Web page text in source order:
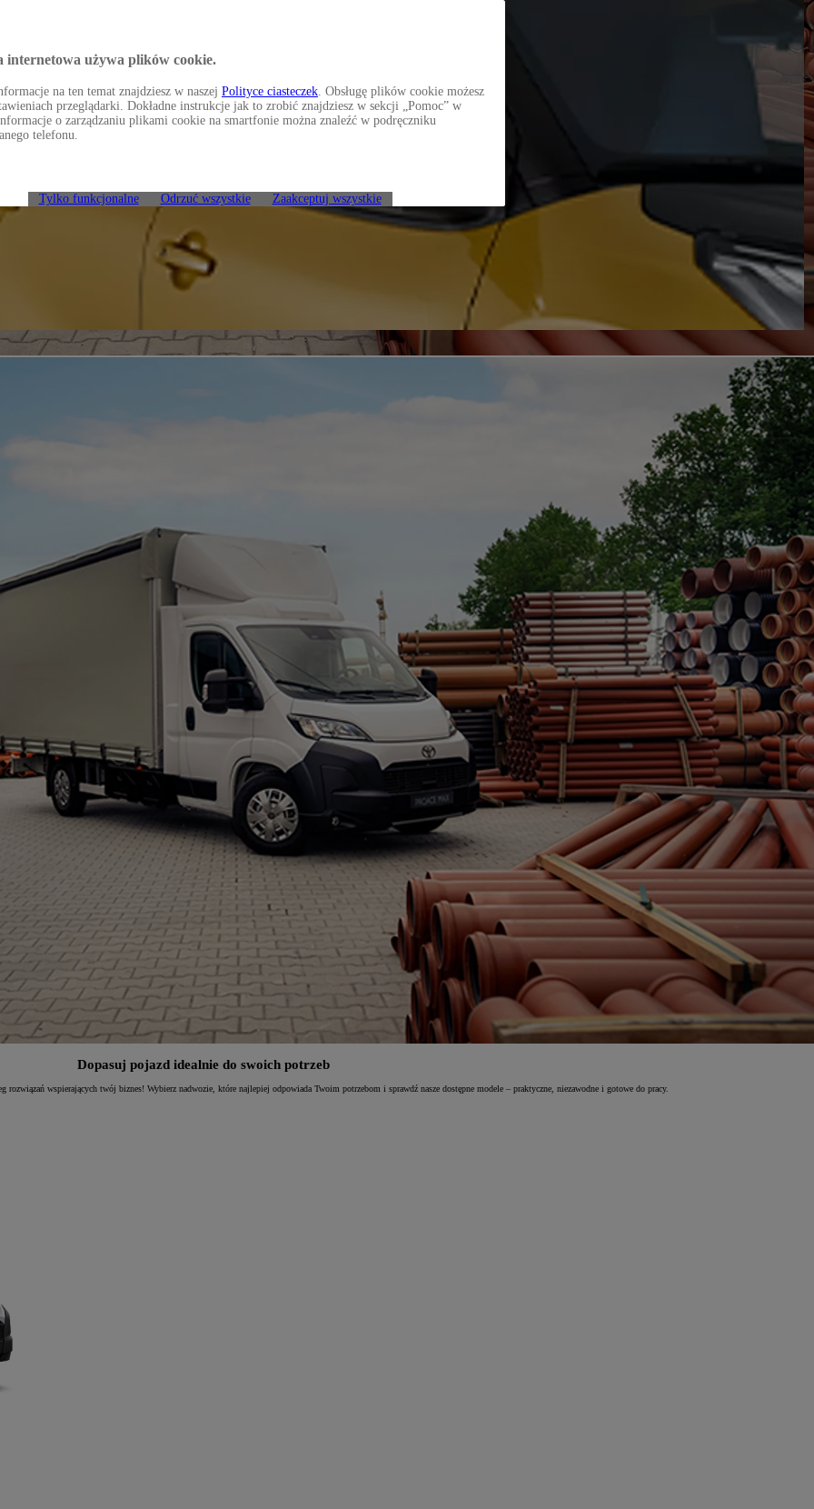
Dopasuj pojazd idealnie do swoich potrzeb
wspierających twój biznes! Wybierz nadwozie, które najlepiej odpowiada Twoim potrzebom i sprawdź nasze dostępne modele – praktyczne, niezawodne i gotowe do pracy.
internetowa używa plików cookie.
na ten temat znajdziesz w naszej Polityce ciasteczek . Obsługę plików cookie możesz
przeglądarki. Dokładne instrukcje jak to zrobić znajdziesz w sekcji „Pomoc” w
o zarządzaniu plikami cookie na smartfonie można znaleźć w podręczniku
telefonu.
Tylko funkcjonalne Odrzuć wszystkie Zaakceptuj wszystkie